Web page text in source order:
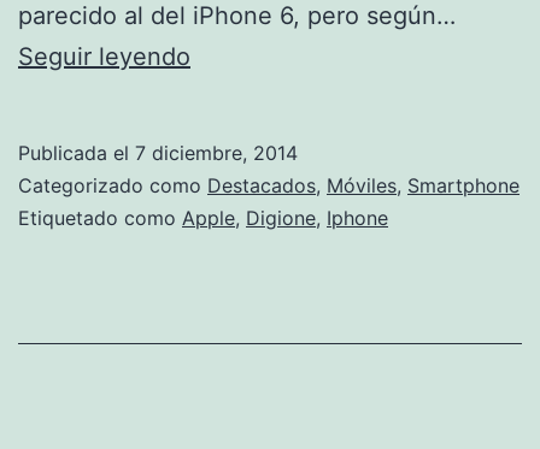
parecido al del iPhone 6, pero según…
Seguir leyendo
denuncia
que
robó
Publicada el 7 diciembre, 2014
Categorizado como Destacados, Móviles, Smartphone
Etiquetado como Apple, Digione, Iphone